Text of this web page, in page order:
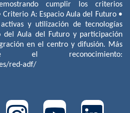
cumplir los criterios
A: Espacio Aula del Futuro •
y utilización de tecnologías
del Aula del Futuro y participación
en el centro y difusión. Más
el reconocimiento:
red-adf/